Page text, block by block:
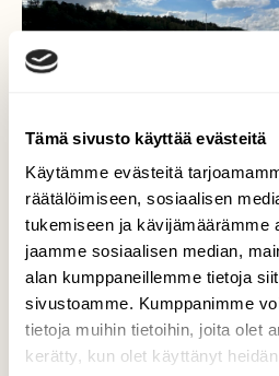
Tämä sivusto käyttää evästeitä
Käytämme evästeitä
räätälöimiseen, sosiaalisen
tukemiseen ja kävijämäärämme
jaamme sosiaalisen median,
alan kumppaneillemme tietoja
sivustoamme. Kumppanimme
tietoja muihin tietoihin, joita olet
kerätty, kun olet käyttänyt
Kaarina Hovirinnan